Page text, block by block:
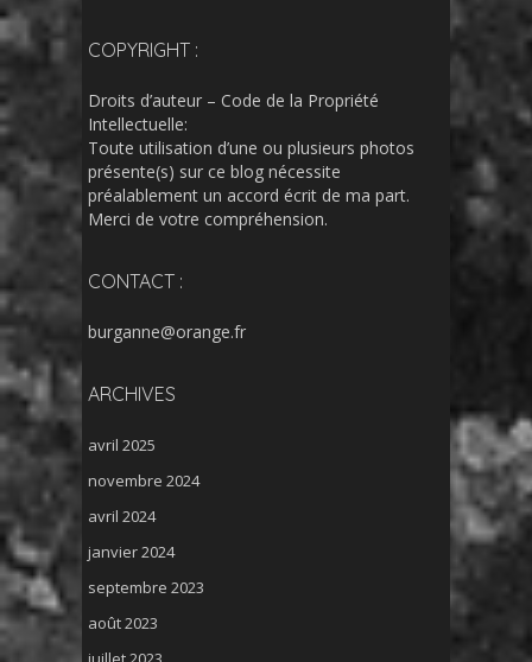
COPYRIGHT :
Droits d’auteur – Code de la Propriété
Intellectuelle:
Toute utilisation d’une ou plusieurs photos
présente(s) sur ce blog nécessite
préalablement un accord écrit de ma part.
Merci de votre compréhension.
CONTACT :
burganne@orange.fr
ARCHIVES
avril 2025
novembre 2024
avril 2024
janvier 2024
septembre 2023
août 2023